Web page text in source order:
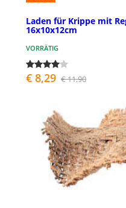
Laden für Krippe mit
16x10x12cm
VORRÄTIG
€ 8,29 € 11,90